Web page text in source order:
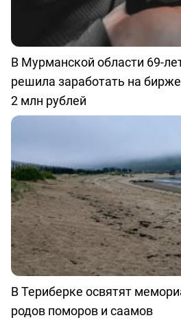
В Мурманской области 69-
решила заработать на
2 млн рублей
В Териберке освятят
родов поморов и саамов